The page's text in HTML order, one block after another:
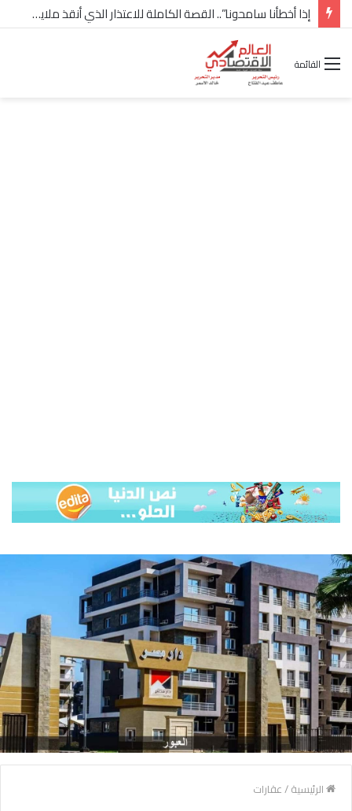
القائمة
الرئيسية/عقارات